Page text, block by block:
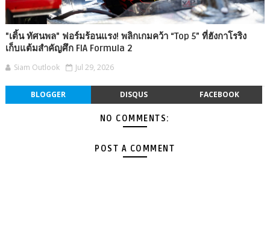
"เติ้น ทัศนพล" ฟอร์มร้อนแรง! พลิกเกมคว้า “Top 5” ที่ฮังกาโรริง
เก็บแต้มสำคัญศึก FIA Formula 2
Siam Outlook Jul 29, 2026
BLOGGER DISQUS FACEBOOK
NO COMMENTS:
POST A COMMENT